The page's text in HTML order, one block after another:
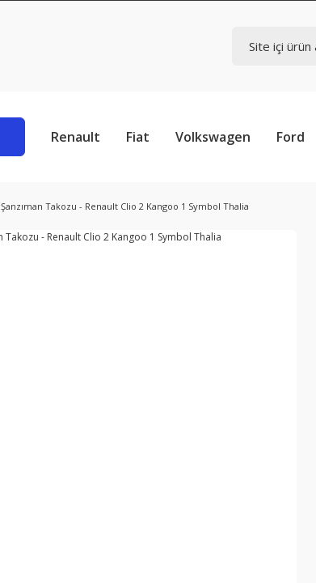
Renault Fiat Volkswagen Ford
Şanzıman Takozu - Renault Clio 2 Kangoo 1 Symbol Thalia